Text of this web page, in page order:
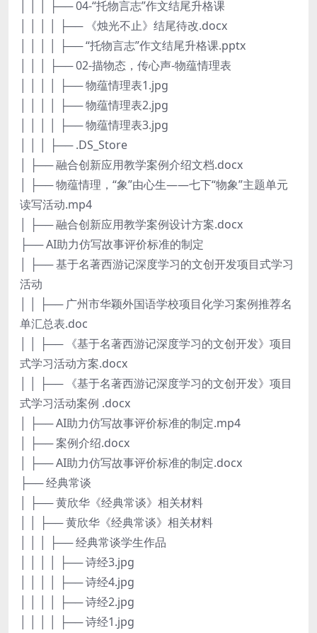
│ │ │ ├── 04-“托物言志”作文结尾升格课
│ │ │ │ ├── 《烛光不止》结尾待改.docx
│ │ │ │ ├── “托物言志”作文结尾升格课.pptx
│ │ │ ├── 02-描物态，传心声-物蕴情理表
│ │ │ │ ├── 物蕴情理表1.jpg
│ │ │ │ ├── 物蕴情理表2.jpg
│ │ │ │ ├── 物蕴情理表3.jpg
│ │ │ ├── .DS_Store
│ ├── 融合创新应用教学案例介绍文档.docx
│ ├── 物蕴情理，“象”由心生——七下“物象”主题单元
读写活动.mp4
│ ├── 融合创新应用教学案例设计方案.docx
├── AI助力仿写故事评价标准的制定
│ ├── 基于名著西游记深度学习的文创开发项目式学习
活动
│ │ ├── 广州市华颖外国语学校项目化学习案例推荐名
单汇总表.doc
│ │ ├── 《基于名著西游记深度学习的文创开发》项目
式学习活动方案.docx
│ │ ├── 《基于名著西游记深度学习的文创开发》项目
式学习活动案例 .docx
│ ├── AI助力仿写故事评价标准的制定.mp4
│ ├── 案例介绍.docx
│ ├── AI助力仿写故事评价标准的制定.docx
├── 经典常谈
│ ├── 黄欣华《经典常谈》相关材料
│ │ ├── 黄欣华《经典常谈》相关材料
│ │ │ ├── 经典常谈学生作品
│ │ │ │ ├── 诗经3.jpg
│ │ │ │ ├── 诗经4.jpg
│ │ │ │ ├── 诗经2.jpg
│ │ │ │ ├── 诗经1.jpg